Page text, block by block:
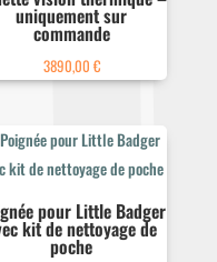
uniquement sur
commande
3890,00 €
pour Little Badger
kit de nettoyage de
poche